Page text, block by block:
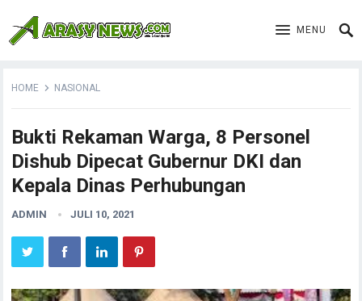
MENU
HOME NASIONAL
Bukti Rekaman Warga, 8 Personel
Dishub Dipecat Gubernur DKI dan
Kepala Dinas Perhubungan
ADMIN JULI 10, 2021